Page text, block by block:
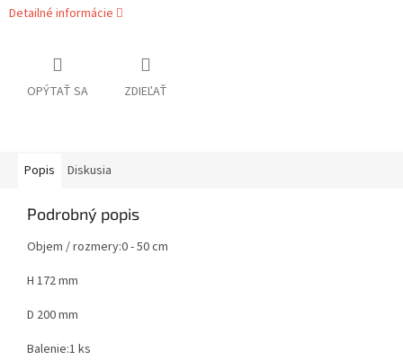
Detailné informácie
OPÝTAŤ SA ZDIEĽAŤ
Popis Diskusia
Podrobný popis
Objem / rozmery:0 - 50 cm
H 172 mm
D 200 mm
Balenie:1 ks